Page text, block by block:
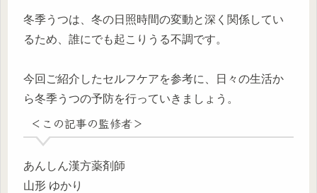
冬季うつは、冬の日照時間の変動と深く関係してい
るため、誰にでも起こりうる不調です。
今回ご紹介したセルフケアを参考に、日々の生活か
ら冬季うつの予防を行っていきましょう。
＜この記事の監修者＞
あんしん漢方薬剤師
山形 ゆかり